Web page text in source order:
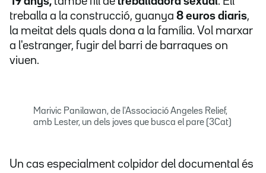
treballa a la construcció, guanya 8 euros diaris,
la meitat dels quals dona a la família. Vol marxar
a l'estranger, fugir del barri de barraques on
viuen.
Marivic Panilawan, de l'Associació Angeles Relief,
amb Lester, un dels joves que busca el pare (3Cat)
Un cas especialment colpidor del documental és